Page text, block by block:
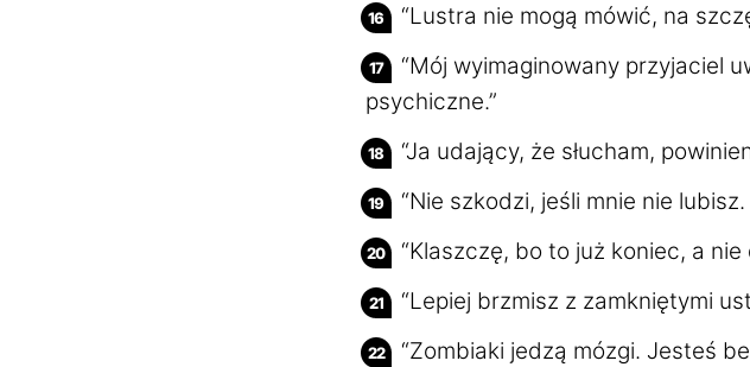
“Lustra nie mogą mówić, na
“Mój wyimaginowany przyjaciel
psychiczne.”
“Ja udający, że słucham,
“Nie szkodzi, jeśli mnie nie
“Klaszczę, bo to już koniec, a
“Lepiej brzmisz z zamkniętymi
“Zombiaki jedzą mózgi. Jesteś